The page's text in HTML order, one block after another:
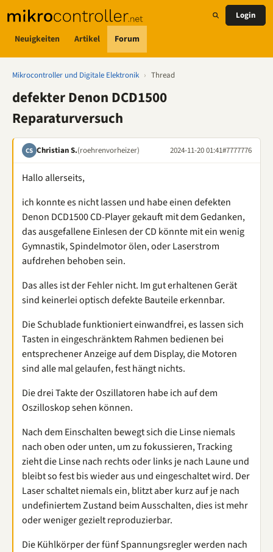
Neuigkeiten Artikel Forum
Login
Mikrocontroller und Digitale Elektronik › Thread
defekter Denon DCD1500
Reparaturversuch
CS Christian S.(roehrenvorheizer) 2024-11-20 01:41#7777776
Hallo allerseits,
ich konnte es nicht lassen und habe einen defekten
Denon DCD1500 CD-Player gekauft mit dem Gedanken,
das ausgefallene Einlesen der CD könnte mit ein wenig
Gymnastik, Spindelmotor ölen, oder Laserstrom
aufdrehen behoben sein.
Das alles ist der Fehler nicht. Im gut erhaltenen Gerät
sind keinerlei optisch defekte Bauteile erkennbar.
Die Schublade funktioniert einwandfrei, es lassen sich
Tasten in eingeschränktem Rahmen bedienen bei
entsprechener Anzeige auf dem Display, die Motoren
sind alle mal gelaufen, fest hängt nichts.
Die drei Takte der Oszillatoren habe ich auf dem
Oszilloskop sehen können.
Nach dem Einschalten bewegt sich die Linse niemals
nach oben oder unten, um zu fokussieren, Tracking
zieht die Linse nach rechts oder links je nach Laune und
bleibt so fest bis wieder aus und eingeschaltet wird. Der
Laser schaltet niemals ein, blitzt aber kurz auf je nach
undefiniertem Zustand beim Ausschalten, dies ist mehr
oder weniger gezielt reproduzierbar.
Die Kühlkörper der fünf Spannungsregler werden nach